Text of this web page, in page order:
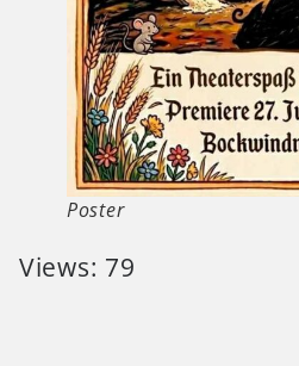
Poster
Views: 79